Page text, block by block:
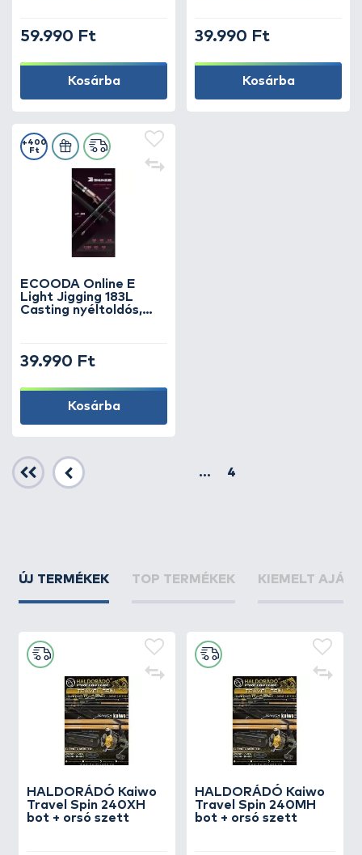
59.990 Ft
Kosárba
39.990 Ft
Kosárba
ECOODA Online E
Light Jigging 183L
Casting nyéltoldós,
+400
Ft
39.990 Ft
Kosárba
Első
Előző
... 4
ÚJ TERMÉKEK TOP TERMÉKEK KIEMELT
HALDORÁDÓ Kaiwo
Travel Spin 240XH
bot + orsó szett
HALDORÁDÓ Kaiwo
Travel Spin 240MH
bot + orsó szett